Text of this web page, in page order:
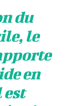
du
le
en